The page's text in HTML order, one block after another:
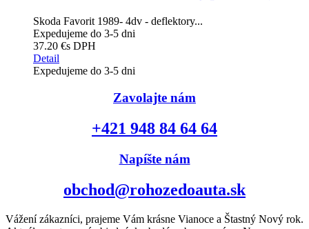
Skoda Favorit 1989- 4dv - deflektory...
Expedujeme do 3-5 dni
37.20 €s DPH
Detail
Expedujeme do 3-5 dni
Zavolajte nám
+421 948 84 64 64
Napíšte nám
obchod@rohozedoauta.sk
Vážení zákazníci, prajeme Vám krásne Vianoce a Štastný Nový rok.